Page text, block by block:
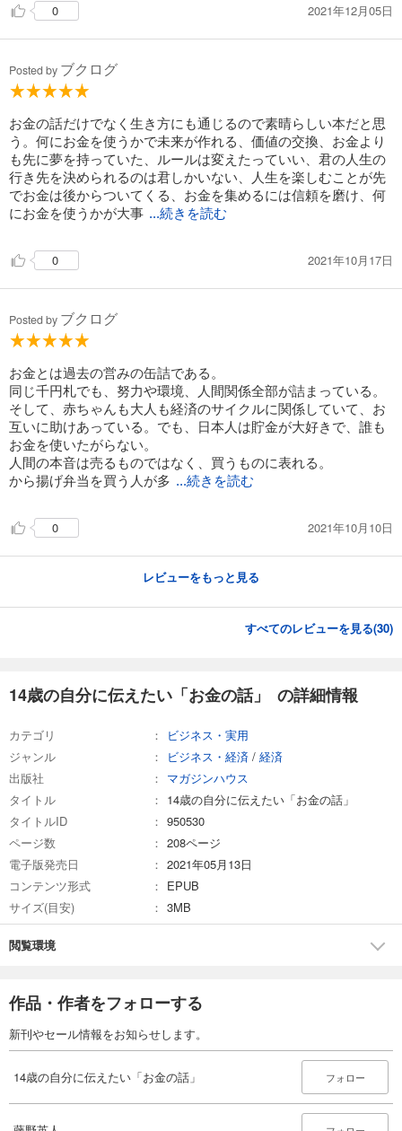
0 2021年12月05日
Posted by ブクログ
お金の話だけでなく生き方にも通じるので素晴らしい本だと思
う。何にお金を使うかで未来が作れる、価値の交換、お金より
も先に夢を持っていた、ルールは変えたっていい、君の人生の
行き先を決められるのは君しかいない、人生を楽しむことが先
でお金は後からついてくる、お金を集めるには信頼を磨け、何
にお金を使うかが大事 ...続きを読む
0 2021年10月17日
Posted by ブクログ
お金とは過去の営みの缶詰である。
同じ千円札でも、努力や環境、人間関係全部が詰まっている。
そして、赤ちゃんも大人も経済のサイクルに関係していて、お
互いに助けあっている。でも、日本人は貯金が大好きで、誰も
お金を使いたがらない。
人間の本音は売るものではなく、買うものに表れる。
から揚げ弁当を買う人が多 ...続きを読む
0 2021年10月10日
レビューをもっと見る
すべてのレビューを見る(30)
14歳の自分に伝えたい「お金の話」 の詳細情報
カテゴリ
ビジネス・実用
ジャンル
ビジネス・経済 / 経済
出版社
マガジンハウス
タイトル
14歳の自分に伝えたい「お金の話」
タイトルID
950530
ページ数
208ページ
電子版発売日
2021年05月13日
コンテンツ形式
EPUB
サイズ(目安)
3MB
閲覧環境
作品・作者をフォローする
新刊やセール情報をお知らせします。
14歳の自分に伝えたい「お金の話」 フォロー